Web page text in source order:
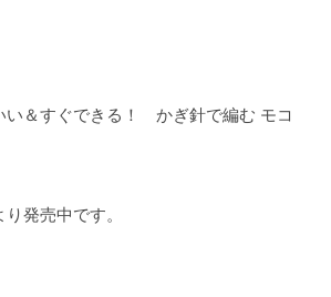
い＆すぐできる！ かぎ針で編む モコ
発売中です。